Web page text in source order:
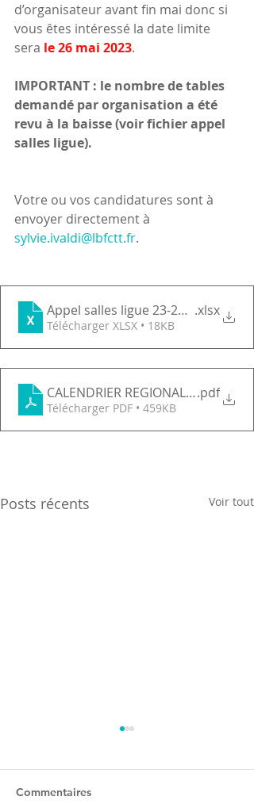
d’organisateur avant fin mai donc si
vous êtes intéressé la date limite
sera le 26 mai 2023.
IMPORTANT : le nombre de tables
demandé par organisation a été
revu à la baisse (voir fichier appel
salles ligue).
Votre ou vos candidatures sont à
envoyer directement à
sylvie.ivaldi@lbfctt.fr.
Appel salles ligue 23-24 modifié
.xlsx
Télécharger XLSX • 18KB
CALENDRIER REGIONAL .pdf
Télécharger PDF • 459KB
Posts récents Voir tout
Commentaires